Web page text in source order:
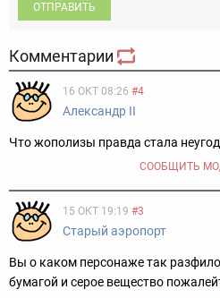
ОТПРАВИТЬ
Комментарии
16 ОКТ 08:26 #4
Александр II
Что жополизы правда стала
СООБЩИТЬ
15 ОКТ 19:19 #3
Старый аэропорт
Вы о каком персонаже так
бумагой и серое вещество